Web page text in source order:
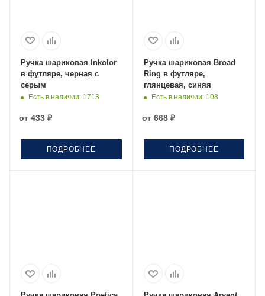
Ручка шариковая Inkolor
в футляре, черная с
серым
Есть в наличии: 1713
от 433 ₽
ПОДРОБНЕЕ
Ручка шариковая Broad
Ring в футляре,
глянцевая, синяя
Есть в наличии: 108
от 668 ₽
ПОДРОБНЕЕ